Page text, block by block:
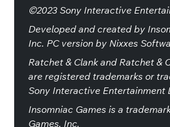
©2023 Sony Interactive
Developed and created by
Inc. PC version by Nixxes
Ratchet & Clank and Ratchet &
are registered trademarks or
Sony Interactive Entertainment
Insomniac Games is a
Games, Inc.